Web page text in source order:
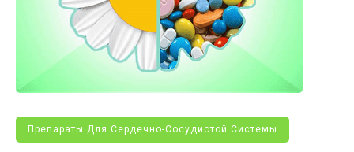
Препараты Для Сердечно-Сосудистой Системы